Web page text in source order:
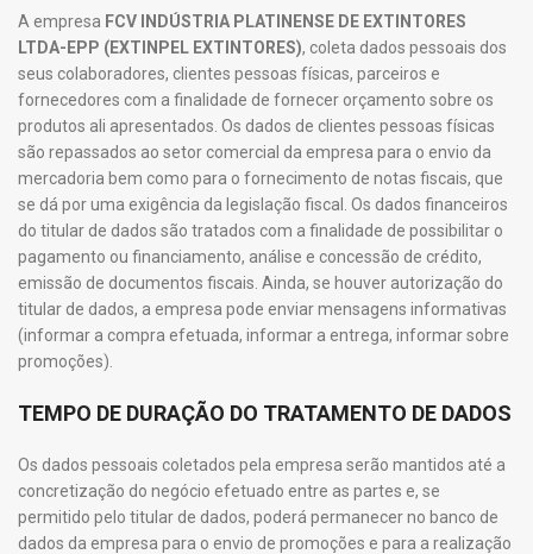
A empresa FCV INDÚSTRIA PLATINENSE DE EXTINTORES
LTDA-EPP (EXTINPEL EXTINTORES), coleta dados pessoais dos
seus colaboradores, clientes pessoas físicas, parceiros e
fornecedores com a finalidade de fornecer orçamento sobre os
produtos ali apresentados. Os dados de clientes pessoas físicas
são repassados ao setor comercial da empresa para o envio da
mercadoria bem como para o fornecimento de notas fiscais, que
se dá por uma exigência da legislação fiscal. Os dados financeiros
do titular de dados são tratados com a finalidade de possibilitar o
pagamento ou financiamento, análise e concessão de crédito,
emissão de documentos fiscais. Ainda, se houver autorização do
titular de dados, a empresa pode enviar mensagens informativas
(informar a compra efetuada, informar a entrega, informar sobre
promoções).
TEMPO DE DURAÇÃO DO TRATAMENTO DE DADOS
Os dados pessoais coletados pela empresa serão mantidos até a
concretização do negócio efetuado entre as partes e, se
permitido pelo titular de dados, poderá permanecer no banco de
dados da empresa para o envio de promoções e para a realização